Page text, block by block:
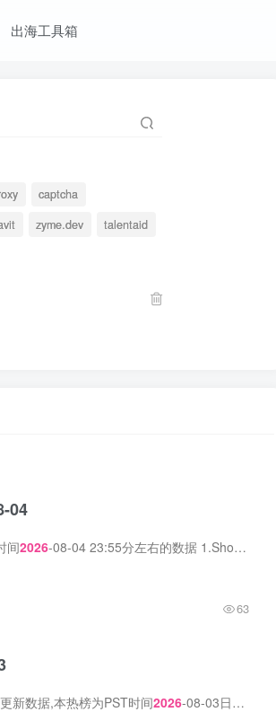
出海工具箱
captcha
zyme.dev
talentaid
04
间2026-08-04 23:55分左右的数据 1.Show HN: Simple algorithm and color space to generate diverse skin tones 中文标题：展示HN：生成多样化肤色的...
63
新数据,本热榜为PST时间2026-08-03日的数据。 1. AgentSky 标语：任何工具、任何大模型——按需使用的云端智能体。 介绍：托管智能体即服务：一键...